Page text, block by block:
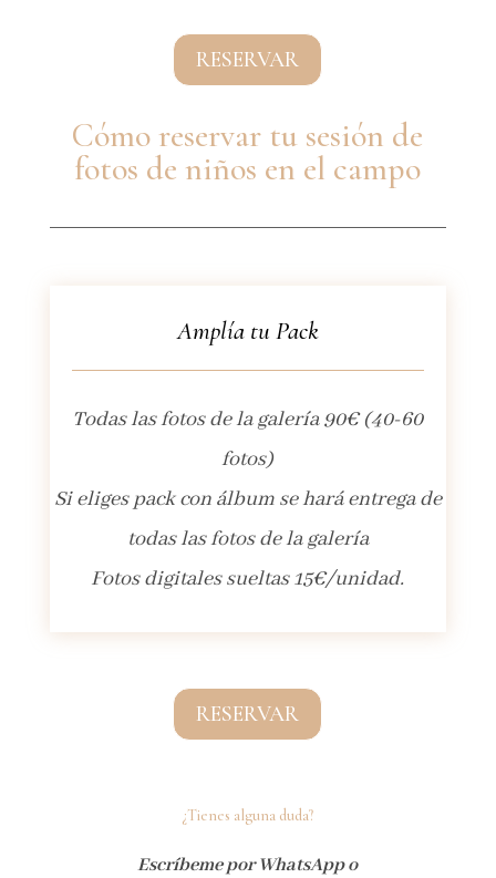
RESERVAR
Cómo reservar tu sesión de
fotos de niños en el campo
Amplía tu Pack
Todas las fotos de la galería 90€ (40-60
fotos)
Si eliges pack con álbum se hará entrega de
todas las fotos de la galería
Fotos digitales sueltas 15€/unidad.
RESERVAR
¿Tienes alguna duda?
Escríbeme por WhatsApp o